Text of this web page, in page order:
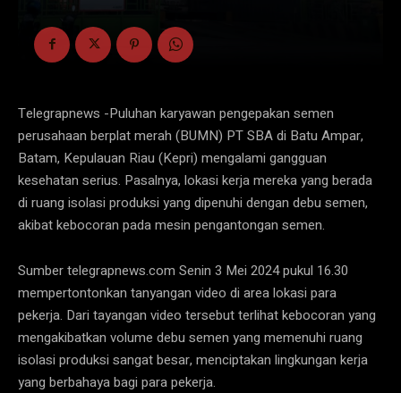
Telegrapnews -Puluhan karyawan pengepakan semen
perusahaan berplat merah (BUMN) PT SBA di Batu Ampar,
Batam, Kepulauan Riau (Kepri) mengalami gangguan
kesehatan serius. Pasalnya, lokasi kerja mereka yang berada
di ruang isolasi produksi yang dipenuhi dengan debu semen,
akibat kebocoran pada mesin pengantongan semen.
Sumber telegrapnews.com Senin 3 Mei 2024 pukul 16.30
mempertontonkan tanyangan video di area lokasi para
pekerja. Dari tayangan video tersebut terlihat kebocoran yang
mengakibatkan volume debu semen yang memenuhi ruang
isolasi produksi sangat besar, menciptakan lingkungan kerja
yang berbahaya bagi para pekerja.